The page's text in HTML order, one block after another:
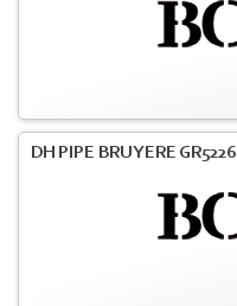
DH PIPE BRUYERE GR5226